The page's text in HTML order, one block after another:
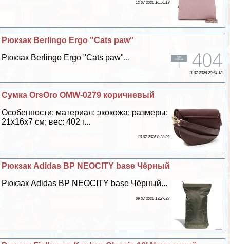
12 07 2026 16:56:13
Рюкзак Berlingo Ergo "Cats paw"
Рюкзак Berlingo Ergo "Cats paw"...
11 07 2026 20:54:18
Сумка OrsOro OMW-0279 коричневый
Особенности: материал: экокожа; размеры:
21х16х7 см; вес: 402 г...
10 07 2026 0:23:29
Рюкзак Adidas BP NEOCITY base Чёрный
Рюкзак Adidas BP NEOCITY base Чёрный...
09 07 2026 13:27:39